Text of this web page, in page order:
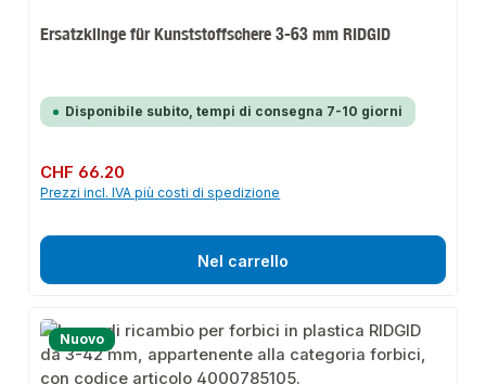
Ersatzklinge für Kunststoffschere 3-63 mm RIDGID
Disponibile subito, tempi di consegna 7-10 giorni
Prezzo normale:
CHF 66.20
Prezzi incl. IVA più costi di spedizione
Nel carrello
Nuovo